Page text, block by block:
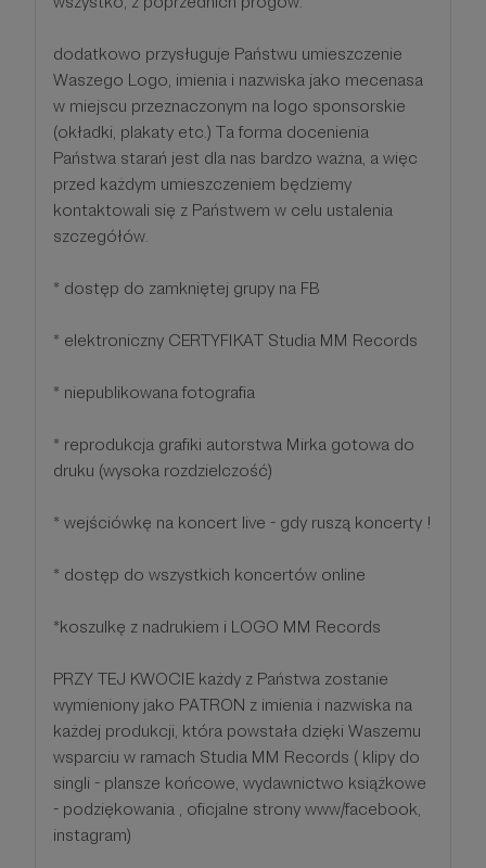
dodatkowo przysługuje Państwu umieszczenie
Waszego Logo, imienia i nazwiska jako mecenasa
w miejscu przeznaczonym na logo sponsorskie
(okładki, plakaty etc.) Ta forma docenienia
Państwa starań jest dla nas bardzo ważna, a więc
przed każdym umieszczeniem będziemy
kontaktowali się z Państwem w celu ustalenia
szczegółów.
* dostęp do zamkniętej grupy na FB
* elektroniczny CERTYFIKAT Studia MM Records
* niepublikowana fotografia
* reprodukcja grafiki autorstwa Mirka gotowa do
druku (wysoka rozdzielczość)
* wejściówkę na koncert live - gdy ruszą koncerty !
* dostęp do wszystkich koncertów online
*koszulkę z nadrukiem i LOGO MM Records
PRZY TEJ KWOCIE każdy z Państwa zostanie
wymieniony jako PATRON z imienia i nazwiska na
każdej produkcji, która powstała dzięki Waszemu
wsparciu w ramach Studia MM Records ( klipy do
singli - plansze końcowe, wydawnictwo książkowe
- podziękowania , oficjalne strony www/facebook,
instagram)